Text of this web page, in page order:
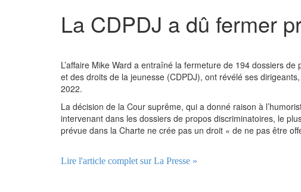
La CDPDJ a dû fermer
L’affaire Mike Ward a entraîné la fermeture de 194 dossiers
et des droits de la jeunesse (CDPDJ), ont révélé ses
2022.
La décision de la Cour suprême, qui a donné raison à
intervenant dans les dossiers de propos discriminatoires, le
prévue dans la Charte ne crée pas un droit « de ne pas être
Lire l'article complet sur La Presse »